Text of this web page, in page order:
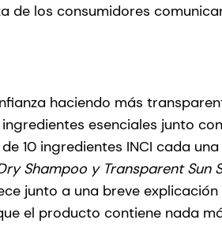
los consumidores
haciendo más
esenciales junto
10 ingredientes INCI cada
Shampoo y Transparent Sun
junto a una breve
el producto contiene nada